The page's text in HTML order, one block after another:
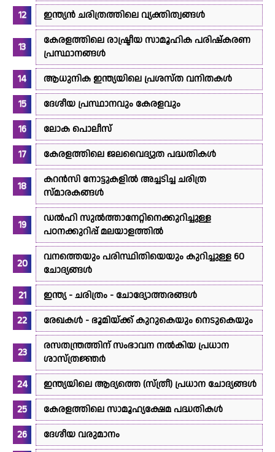
ഇന്ത്യൻ ചരിത്രത്തിലെ വ്യക്തിത്വങ്ങൾ
കേരളത്തിലെ രാഷ്ട്രീയ സാമൂഹിക പരിഷ്കരണ
പ്രസ്ഥാനങ്ങൾ
ആധുനിക ഇന്ത്യയിലെ പ്രശസ്ത വനിതകൾ
ദേശീയ പ്രസ്ഥാനവും കേരളവും
ലോക പൊലീസ്
കേരളത്തിലെ ജലവൈദ്യുത പദ്ധതികൾ
കറൻസി നോട്ടുകളിൽ അച്ചടിച്ച ചരിത്ര
സ്മാരകങ്ങൾ
ഡൽഹി സുൽത്താനേറ്റിനെക്കുറിച്ചുള്ള
പഠനക്കുറിപ്പ് മലയാളത്തിൽ
വനത്തെയും പരിസ്ഥിതിയെയും കുറിച്ചുള്ള 60
ചോദ്യങ്ങൾ
ഇന്ത്യ - ചരിത്രം - ചോദ്യോത്തരങ്ങൾ
രേഖകൾ - ഭൂമിയ്ക്ക് കുറുകെയും നെടുകെയും
രസതന്ത്രത്തിന് സംഭാവന നൽകിയ പ്രധാന
ശാസ്ത്രജ്ഞർ
ഇന്ത്യയിലെ ആദ്യത്തെ (സ്ത്രീ) പ്രധാന ചോദ്യങ്ങൾ
കേരളത്തിലെ സാമൂഹ്യക്ഷേമ പദ്ധതികൾ
ദേശീയ വരുമാനം